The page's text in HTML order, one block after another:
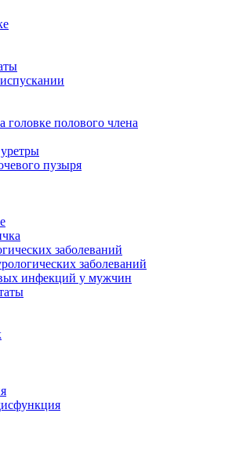
головке полового члена
пузыря
заболеваний
заболеваний
инфекций у мужчин